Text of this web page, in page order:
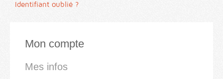
Identifiant oublié ?
Mon compte
Mes infos